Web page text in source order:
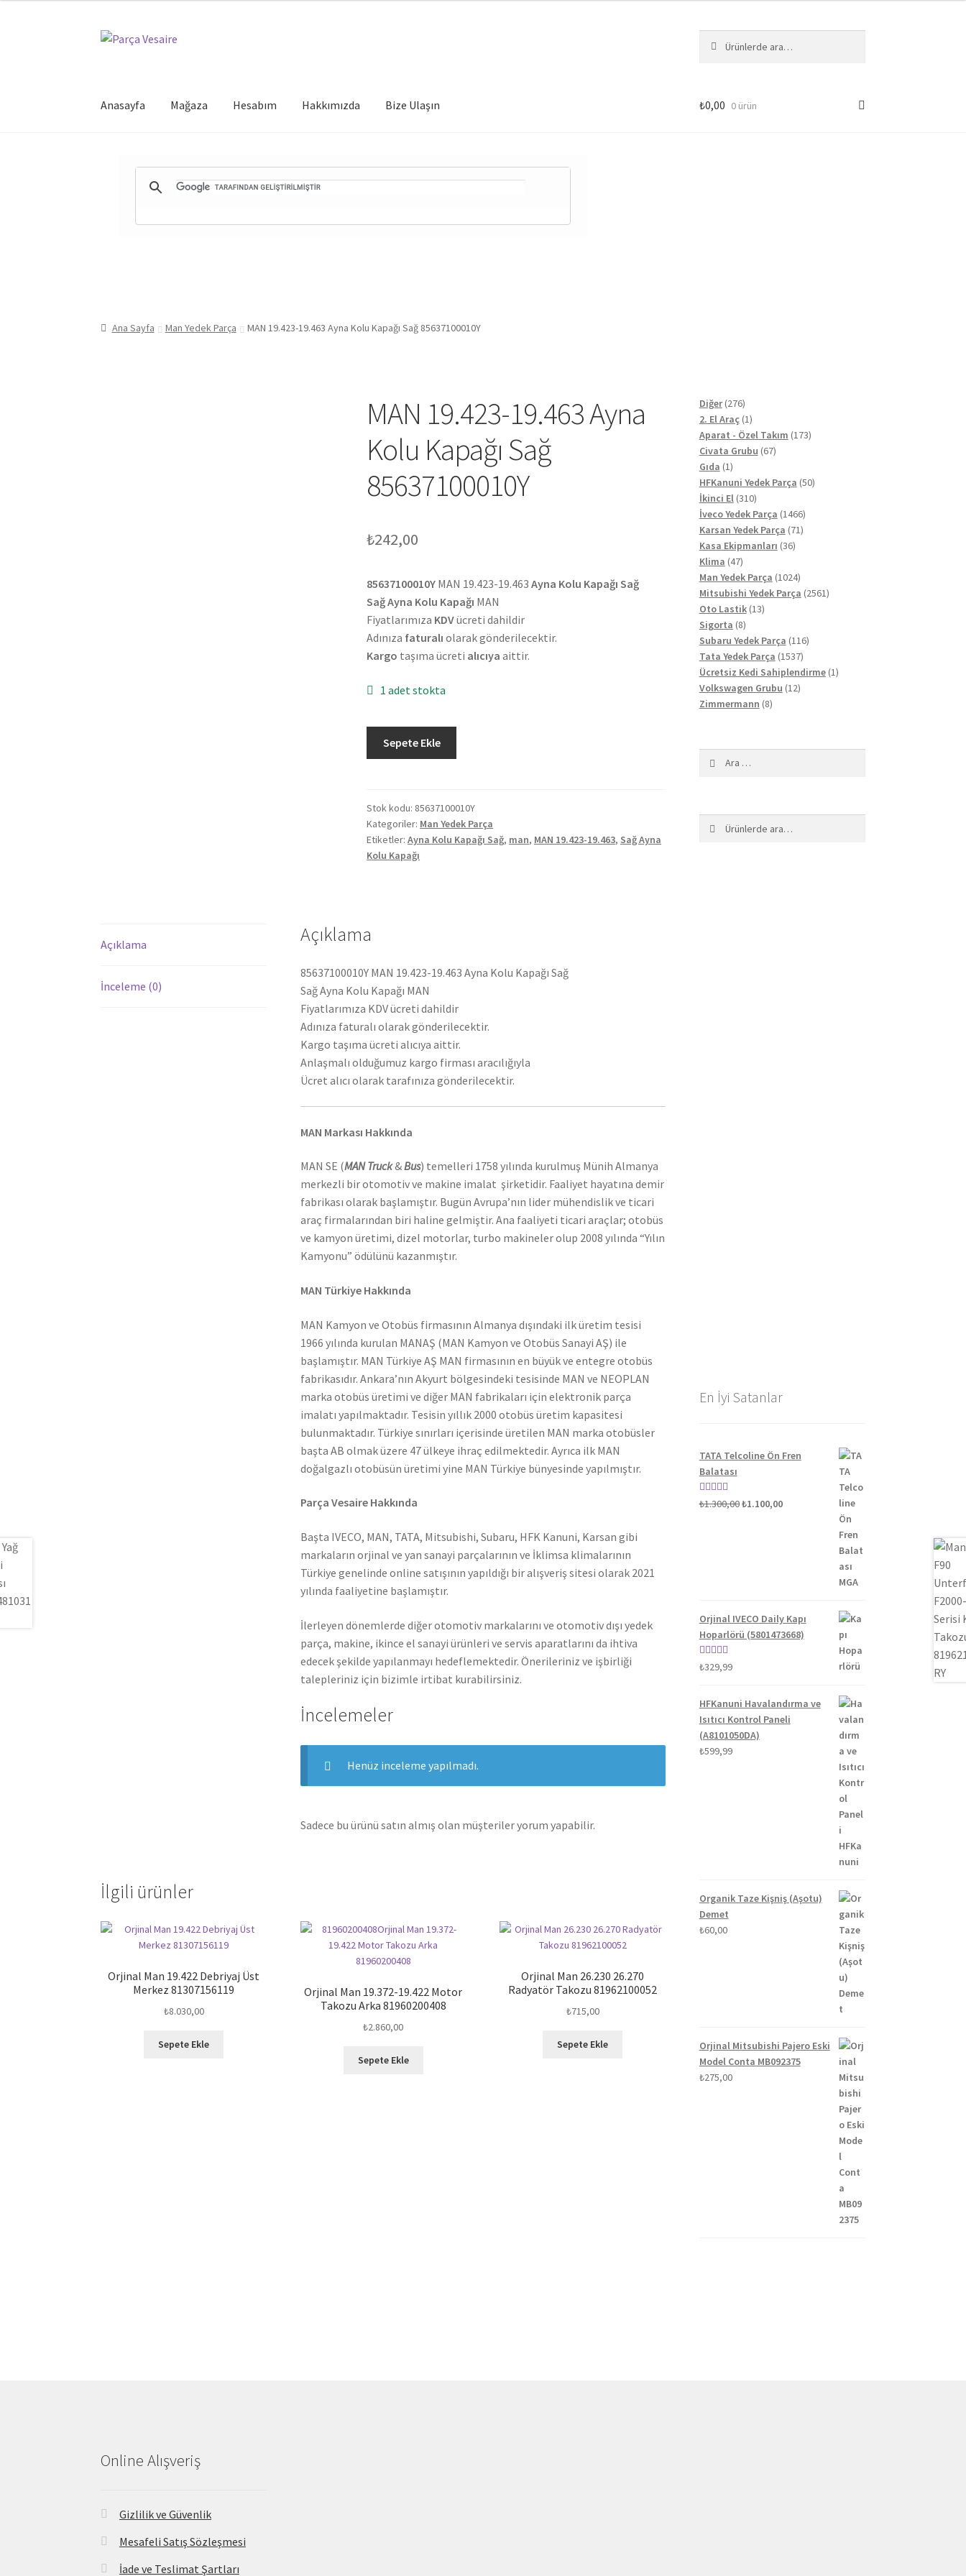
Dolaşıma
İçeriğe
Anasayfa Mağaza Hesabım Hakkımızda Bize Ulaşın ₺0,00 0 ürün
Ana Sayfa Man Yedek Parça MAN 19.423-19.463 Ayna Kolu Kapağı Sağ 85637100010Y
MAN 19.423-19.463 Ayna
Kolu Kapağı Sağ
85637100010Y
₺242,00
85637100010Y MAN 19.423-19.463 Ayna Kolu Kapağı Sağ
Sağ Ayna Kolu Kapağı MAN
Fiyatlarımıza KDVücreti dahildir
Adınıza faturalı olarak gönderilecektir.
Kargo taşıma ücreti alıcıya aittir.
1 adet stokta
19.423-
Kolu
Kapağı
Sağ
85637100010Y
Sepete Ekle
Stok kodu: 85637100010Y
Kategoriler: Man Yedek Parça
Etiketler:Ayna Kolu Kapağı Sağ, man, MAN 19.423-19.463, Sağ Ayna
Kolu Kapağı
Açıklama
İnceleme (0)
Açıklama
85637100010Y MAN 19.423-19.463 Ayna Kolu Kapağı Sağ
Sağ Ayna Kolu Kapağı MAN
Fiyatlarımıza KDV ücreti dahildir
Adınıza faturalı olarak gönderilecektir.
Kargo taşıma ücreti alıcıya aittir.
Anlaşmalı olduğumuz kargo firması aracılığıyla
Ücret alıcı olarak tarafınıza gönderilecektir.
MAN Markası Hakkında
MAN SE (MAN Truck&Bus) temelleri 1758 yılında kurulmuş Münih Almanya
merkezli bir otomotiv ve makine imalat şirketidir. Faaliyet hayatına demir
fabrikası olarak başlamıştır. Bugün Avrupa’nın lider mühendislik ve ticari
araç firmalarından biri haline gelmiştir. Ana faaliyeti ticari araçlar; otobüs
ve kamyon üretimi, dizel motorlar, turbo makineler olup 2008 yılında “Yılın
Kamyonu” ödülünü kazanmıştır.
MAN Türkiye Hakkında
MAN Kamyon ve Otobüs firmasının Almanya dışındaki ilk üretim tesisi
1966 yılında kurulan MANAŞ (MAN Kamyon ve Otobüs Sanayi AŞ) ile
başlamıştır. MAN Türkiye AŞ MAN firmasının en büyük ve entegre otobüs
fabrikasıdır. Ankara’nın Akyurt bölgesindeki tesisinde MAN ve NEOPLAN
marka otobüs üretimi ve diğer MAN fabrikaları için elektronik parça
imalatı yapılmaktadır. Tesisin yıllık 2000 otobüs üretim kapasitesi
bulunmaktadır. Türkiye sınırları içerisinde üretilen MAN marka otobüsler
başta AB olmak üzere 47 ülkeye ihraç edilmektedir. Ayrıca ilk MAN
doğalgazlı otobüsün üretimi yine MAN Türkiye bünyesinde yapılmıştır.
Parça Vesaire Hakkında
Başta IVECO, MAN, TATA, Mitsubishi, Subaru, HFK Kanuni, Karsan gibi
markaların orjinal ve yan sanayi parçalarının ve İklimsa klimalarının
Türkiye genelinde online satışının yapıldığı bir alışveriş sitesi olarak 2021
yılında faaliyetine başlamıştır.
İlerleyen dönemlerde diğer otomotiv markalarını ve otomotiv dışı yedek
parça, makine, ikince el sanayi ürünleri ve servis aparatlarını da ihtiva
edecek şekilde yapılanmayı hedeflemektedir. Önerileriniz ve işbirliği
talepleriniz için bizimle irtibat kurabilirsiniz.
İncelemeler
Henüz inceleme yapılmadı.
Sadece bu ürünü satın almış olan müşteriler yorum yapabilir.
İlgili ürünler
Orjinal Man 19.422 Debriyaj Üst
Merkez 81307156119
₺8.030,00
Sepete Ekle
Orjinal Man 19.372-19.422 Motor
Takozu Arka 81960200408
₺2.860,00
Sepete Ekle
Orjinal Man 26.230 26.270
Radyatör Takozu 81962100052
₺715,00
Sepete Ekle
Diğer 276276
ürün
2. El Araç 11
ürün
Aparat - Özel Takım 173173
Civata Grubu 6767
Gıda 11
ürün
HFKanuni Yedek Parça 5050
İkinci El 310310
ürün
İveco Yedek Parça 14661466
ürün
Karsan Yedek Parça 7171
Kasa Ekipmanları 3636
Klima 4747
ürün
Man Yedek Parça 10241024
ürün
Mitsubishi Yedek Parça 25612561
Oto Lastik 1313
Sigorta 88
ürün
Subaru Yedek Parça 116116
Tata Yedek Parça 15371537
ürün
Ücretsiz Kedi Sahiplendirme 11
Volkswagen Grubu 1212
Zimmermann 88
En İyi Satanlar
TATA Telcoline Ön Fren
Balatası
5 üzerinden
₺1.300,00Orijinal
₺1.100,00Şu
Orjinal IVECO Daily Kapı
Hoparlörü (5801473668)
5 üzerinden
₺329,99
HFKanuni Havalandırma ve
Isıtıcı Kontrol Paneli
(A8101050DA)
₺599,99
Organik Taze Kişniş (Aşotu)
Demet
₺60,00
Orjinal Mitsubishi Pajero Eski
Model Conta MB092375
₺275,00
Online Alışveriş
Gizlilik ve Güvenlik
Mesafeli Satış Sözleşmesi
İade ve Teslimat Şartları